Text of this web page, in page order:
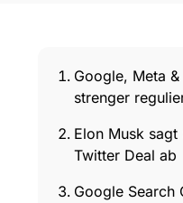
Google, Meta
strenger
Elon Musk sagt
Twitter Deal ab
Google Search